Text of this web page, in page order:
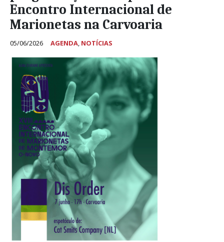
Encontro Internacional de
Marionetas na Carvoaria
05/06/2026 AGENDA, NOTÍCIAS